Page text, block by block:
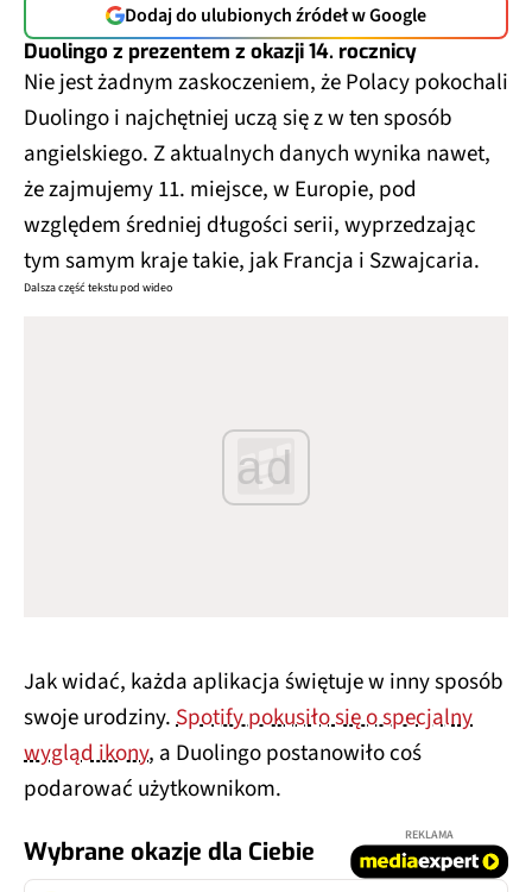
Dodaj do ulubionych źródeł w Google
Duolingo z prezentem z okazji 14. rocznicy
Nie jest żadnym zaskoczeniem, że Polacy pokochali
Duolingo i najchętniej uczą się z w ten sposób
angielskiego. Z aktualnych danych wynika nawet,
że zajmujemy 11. miejsce, w Europie, pod
względem średniej długości serii, wyprzedzając
tym samym kraje takie, jak Francja i Szwajcaria.
Dalsza część tekstu pod wideo
ad
Jak widać, każda aplikacja świętuje w inny sposób
swoje urodziny.Spotify pokusiło się o specjalny
wygląd ikony, a Duolingo postanowiło coś
podarować użytkownikom.
Wybrane okazje dla Ciebie
REKLAMA